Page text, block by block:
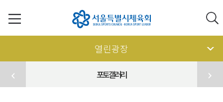
열린광장
포토갤러리